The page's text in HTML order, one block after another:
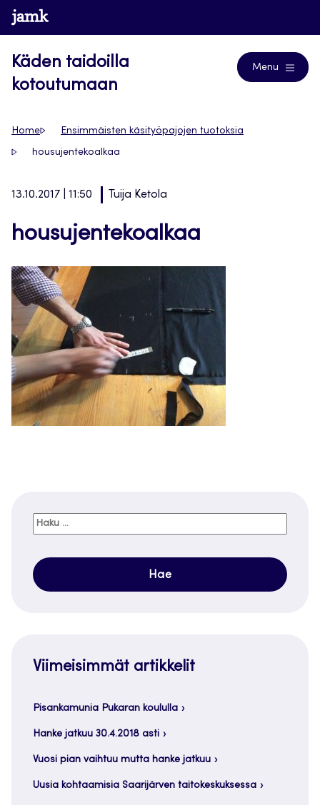
Siirry
suoraan
www.jamk.fi
Käden taidoilla
kotoutumaan
Menu
Home Ensimmäisten käsityöpajojen tuotoksia
housujentekoalkaa
13.10.2017 | 11:50 Tuija Ketola
housujentekoalkaa
Haku:
Viimeisimmät artikkelit
Pisankamunia Pukaran koululla
Hanke jatkuu 30.4.2018 asti
Vuosi pian vaihtuu mutta hanke jatkuu
Uusia kohtaamisia Saarijärven taitokeskuksessa